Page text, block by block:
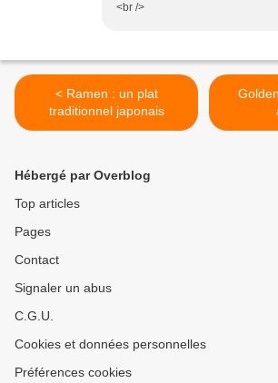
<br />
< Ramen : un plat
traditionnel japonais
Hébergé par Overblog
Top articles
Pages
Contact
Signaler un abus
C.G.U.
Cookies et données personnelles
Préférences cookies